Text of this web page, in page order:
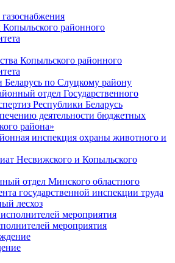
районного
Копыльского районного
по Слуцкому району
отдел Государственного
Республики Беларусь
деятельности бюджетных
района»
инспекция охраны животного и
Несвижского и Копыльского
отдел Минского областного
государственной инспекции труда
лесхоз
мероприятия